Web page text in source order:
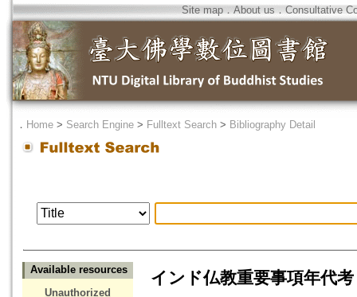
Site map．About us ． Consultative
． Home > Search Engine > Fulltext Search > Bibliography Detail
Available resources
Unauthorized
インド仏教重要事項年代